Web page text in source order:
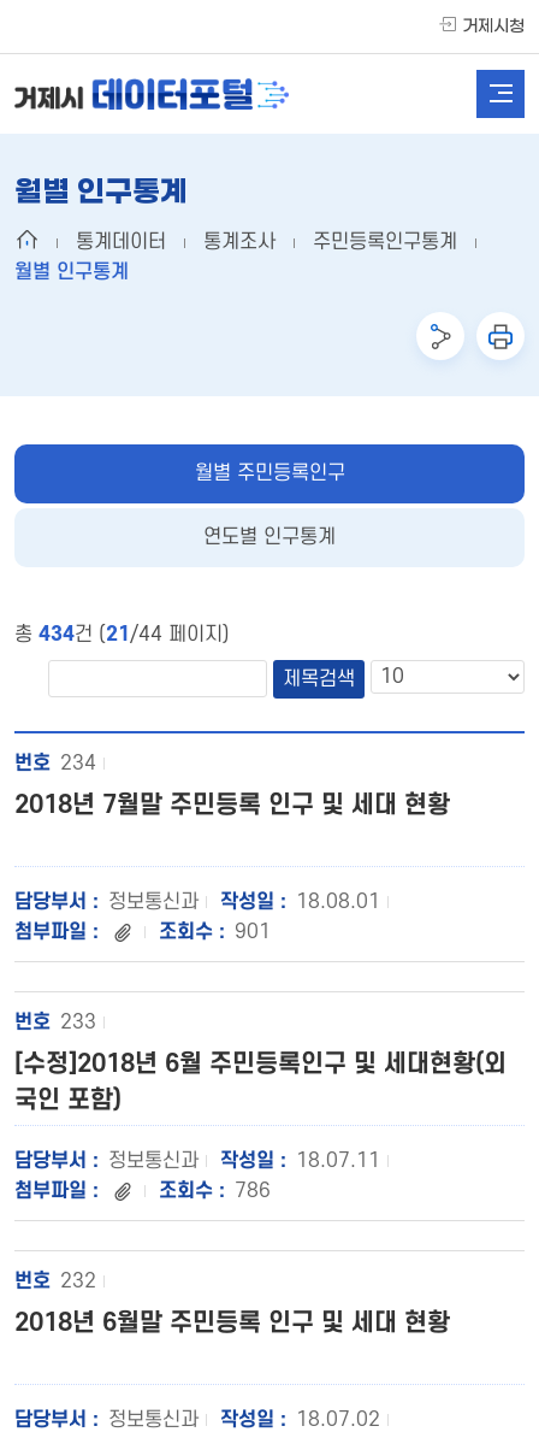
거제시청
월별 인구통계
통계데이터 통계조사
주민등록인구통계
월별 인구통계
월별 주민등록인구
연도별 인구통계
총 434건 (21 /44 페이지)
234
2018년 7월말 주민등록 인구 및 세대 현황
정보통신과
18.08.01
901
233
[수정]2018년 6월 주민등록인구 및 세대현황(외
국인 포함)
정보통신과
18.07.11
786
232
2018년 6월말 주민등록 인구 및 세대 현황
정보통신과
18.07.02